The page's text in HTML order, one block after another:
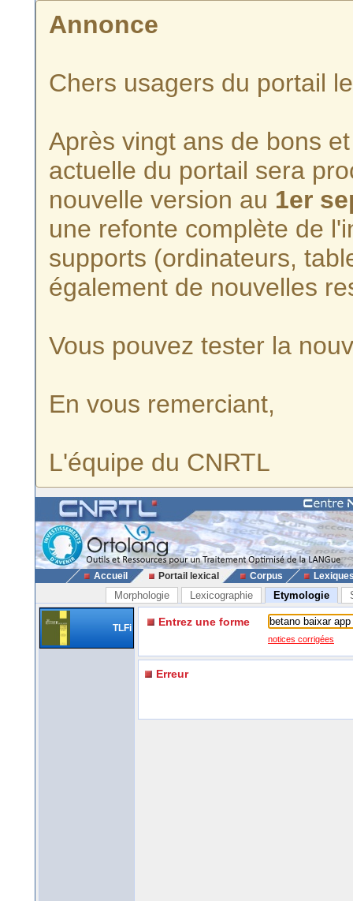
Annonce
Chers usagers du portail
Après vingt ans de bons
actuelle du portail sera
nouvelle version au 1er
une refonte complète de
supports (ordinateurs,
également de nouvelles
Vous pouvez tester la
En vous remerciant,
L'équipe du CNRTL
Accueil Portail lexical Corpus
Morphologie Lexicographie Etymologie
TLFi Entrez une forme
notices corrigées
Erreur